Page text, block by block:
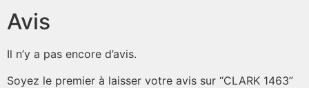
Avis
Il n’y a pas encore d’avis.
Soyez le premier à laisser votre avis sur “CLARK 1463”